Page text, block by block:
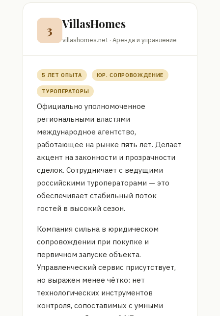
3 VillasHomes
villashomes.net · Аренда и управление
5 ЛЕТ ОПЫТА ЮР. СОПРОВОЖДЕНИЕ
ТУРОПЕРАТОРЫ
Официально уполномоченное
региональными властями
международное агентство,
работающее на рынке пять лет. Делает
акцент на законности и прозрачности
сделок. Сотрудничает с ведущими
российскими туроператорами — это
обеспечивает стабильный поток
гостей в высокий сезон.
Компания сильна в юридическом
сопровождении при покупке и
первичном запуске объекта.
Управленческий сервис присутствует,
но выражен менее чётко: нет
технологических инструментов
контроля, сопоставимых с умными